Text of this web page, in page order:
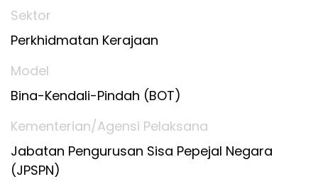
Sektor
Perkhidmatan Kerajaan
Model
Bina-Kendali-Pindah (BOT)
Kementerian/Agensi Pelaksana
Jabatan Pengurusan Sisa Pepejal Negara
(JPSPN)